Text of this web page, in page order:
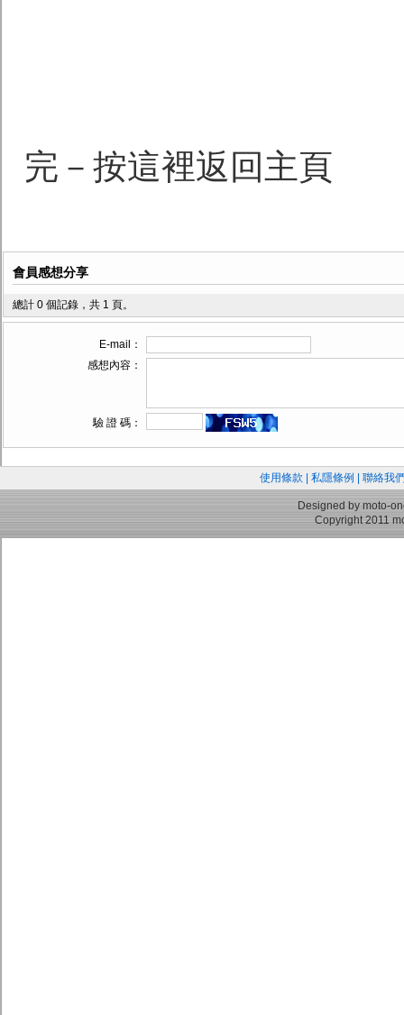
完－按這裡返回主頁
會員感想分享
總計 0 個記錄，共 1 頁。
E-mail：
感想內容：
驗 證 碼：
使用條款 私隱條例 聯絡我
Designed by moto-
Copyright 2011